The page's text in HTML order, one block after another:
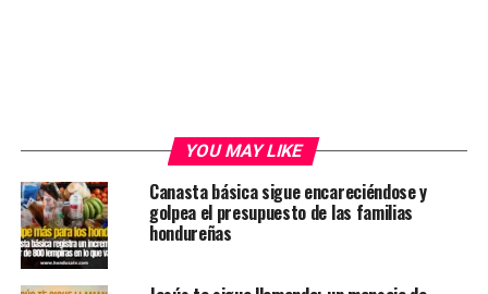
YOU MAY LIKE
Canasta básica sigue encareciéndose y
golpea el presupuesto de las familias
hondureñas